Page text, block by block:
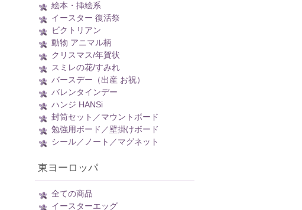
絵本・挿絵系
イースター 復活祭
ビクトリアン
動物 アニマル柄
クリスマス/年賀状
スミレの花/すみれ
バースデー（出産 お祝）
バレンタインデー
ハンジ HANSi
封筒セット／マウントボード
勉強用ボード／壁掛けボード
シール／ノート／マグネット
東ヨーロッパ
全ての商品
イースターエッグ